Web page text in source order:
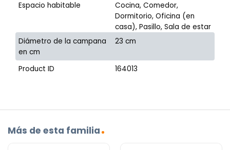
Espacio habitable
Cocina, Comedor,
Dormitorio, Oficina (en
casa), Pasillo, Sala de estar
Diámetro de la campana
en cm
23 cm
Product ID 164013
Más de esta familia